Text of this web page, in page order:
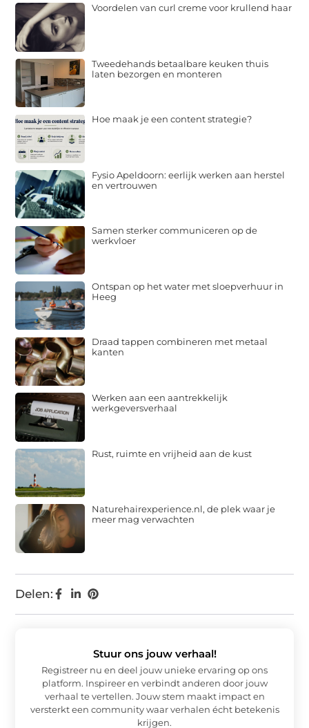
Delen:
Voordelen van curl creme voor krullend haar
Tweedehands betaalbare keuken thuis
laten bezorgen en monteren
Hoe maak je een content strategie?
Fysio Apeldoorn: eerlijk werken aan herstel
en vertrouwen
Samen sterker communiceren op de
werkvloer
Ontspan op het water met sloepverhuur in
Heeg
Draad tappen combineren met metaal
kanten
Werken aan een aantrekkelijk
werkgeversverhaal
Rust, ruimte en vrijheid aan de kust
Naturehairexperience.nl, de plek waar je
meer mag verwachten
Stuur ons jouw verhaal!
Registreer nu en deel jouw unieke ervaring op ons
platform. Inspireer en verbindt anderen door jouw
verhaal te vertellen. Jouw stem maakt impact en
versterkt een community waar verhalen écht betekenis
krijgen.